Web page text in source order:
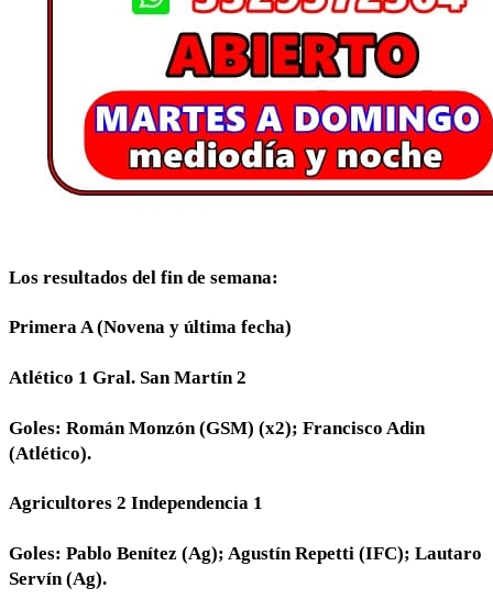
Los resultados del fin de semana:
Primera A (Novena y última fecha)
Atlético 1 Gral. San Martín 2
Goles: Román Monzón (GSM) (x2); Francisco Adin
(Atlético).
Agricultores 2 Independencia 1
Goles: Pablo Benítez (Ag); Agustín Repetti (IFC); Lautaro
Servín (Ag).